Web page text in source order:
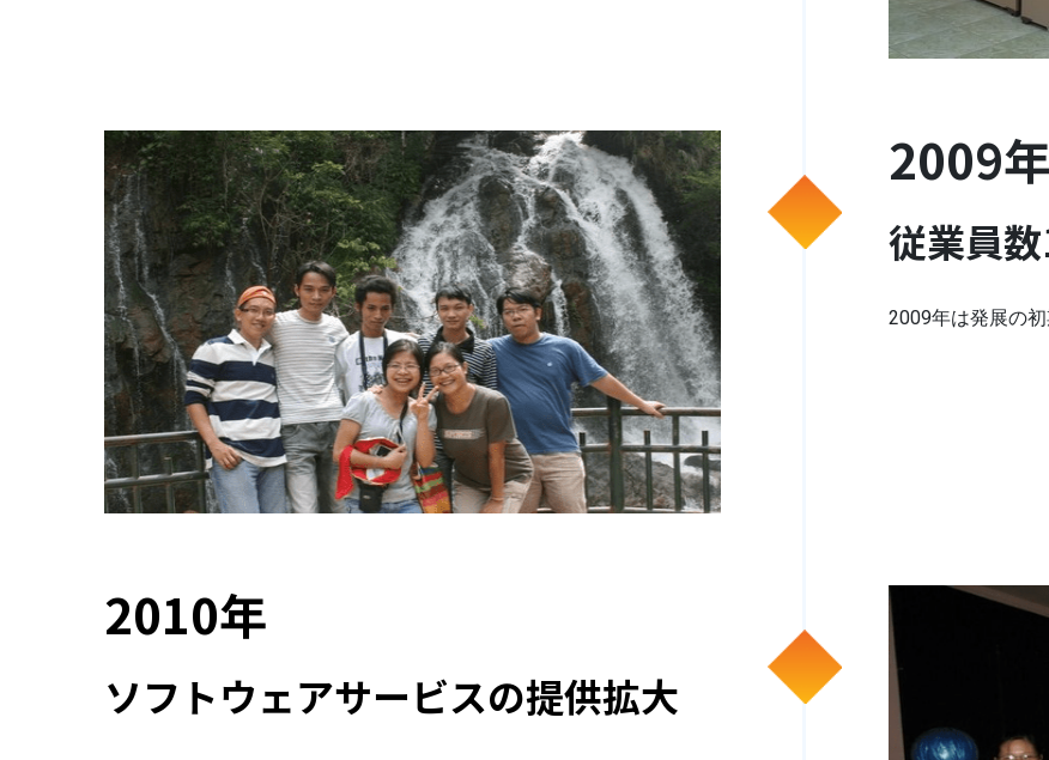
2009年
従業員
2009年は発展の
2010年
ソフトウェアサービスの提供拡大